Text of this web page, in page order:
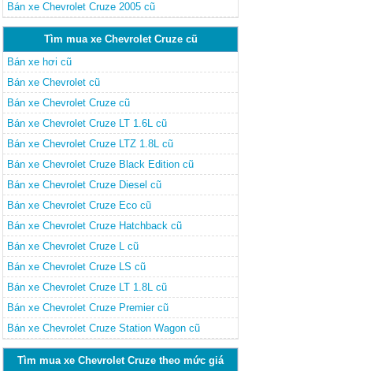
Bán xe Chevrolet Cruze 2005 cũ
Tìm mua xe Chevrolet Cruze cũ
Bán xe hơi cũ
Bán xe Chevrolet cũ
Bán xe Chevrolet Cruze cũ
Bán xe Chevrolet Cruze LT 1.6L cũ
Bán xe Chevrolet Cruze LTZ 1.8L cũ
Bán xe Chevrolet Cruze Black Edition cũ
Bán xe Chevrolet Cruze Diesel cũ
Bán xe Chevrolet Cruze Eco cũ
Bán xe Chevrolet Cruze Hatchback cũ
Bán xe Chevrolet Cruze L cũ
Bán xe Chevrolet Cruze LS cũ
Bán xe Chevrolet Cruze LT 1.8L cũ
Bán xe Chevrolet Cruze Premier cũ
Bán xe Chevrolet Cruze Station Wagon cũ
Tìm mua xe Chevrolet Cruze theo mức giá